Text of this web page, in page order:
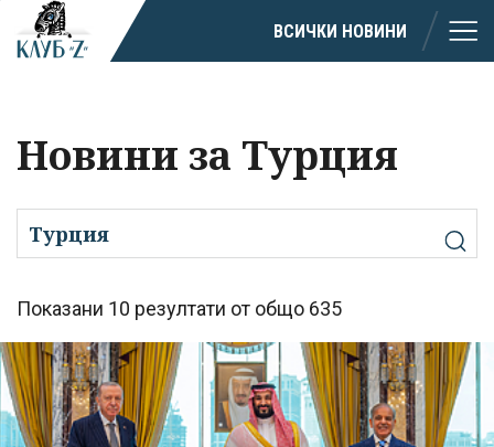
ВСИЧКИ НОВИНИ
Новини за Турция
Показани 10 резултати от общо 635